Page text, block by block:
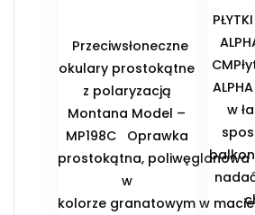
Przeciwsłoneczne
okulary prostokątne
z polaryzacją
Montana Model –
MP198C Oprawka
prostokątna, poliwęglanowa
w
kolorze granatowym w macie
w